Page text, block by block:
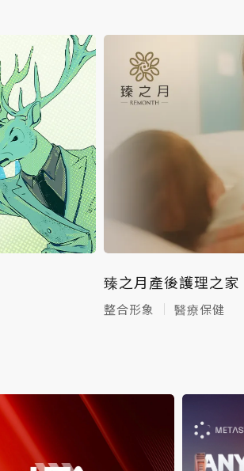
臻之月產後護理之家
整合形象 醫療保健